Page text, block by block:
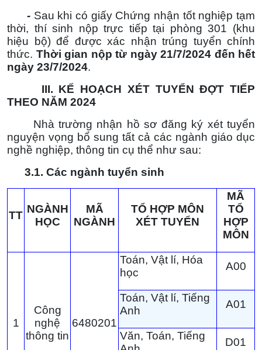
- Sau khi có giấy Chứng nhận tốt nghiệp tạm
thời, thí sinh nộp trực tiếp tại phòng 301 (khu
hiệu bộ) để được xác nhận trúng tuyển chính
thức. Thời gian nộp từ ngày 21/7/2024 đến hết
ngày 23/7/2024.
III. KẾ HOẠCH XÉT TUYỂN ĐỢT TIẾP
THEO NĂM 2024
Nhà trường nhận hồ sơ đăng ký xét tuyển
nguyện vọng bổ sung tất cả các ngành giáo dục
nghề nghiệp, thông tin cụ thể như sau:
3.1. Các ngành tuyển sinh
TT
NGÀNH
HỌC
MÃ
NGÀNH
TỔ HỢP MÔN
XÉT TUYỂN
MÃ
TỔ
HỢP
MÔN
1
Công
nghệ
thông tin
6480201
Toán, Vật lí, Hóa
học
A00
Toán, Vật lí, Tiếng
Anh
A01
Văn, Toán, Tiếng
D01